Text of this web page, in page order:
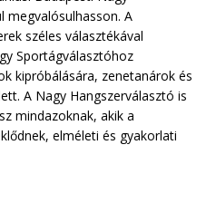
megvalósulhasson. A
széles választékával
Sportágválasztóhoz
kipróbálására, zenetanárok és
A Nagy Hangszerválasztó is
mindazoknak, akik a
elméleti és gyakorlati